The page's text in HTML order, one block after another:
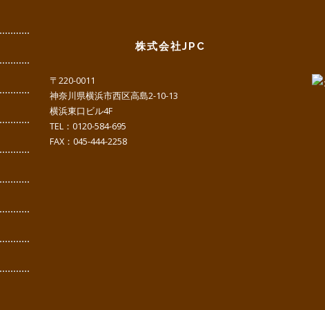
株式会社JPC
〒220-0011
神奈川県横浜市西区高島2-10-13
横浜東口ビル4F
TEL：0120-584-695
FAX：045-444-2258